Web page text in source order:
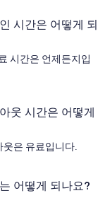
시간은 어떻게 되
시간은 언제든지입
웃 시간은 어떻게
웃은 유료입니다.
어떻게 되나요?